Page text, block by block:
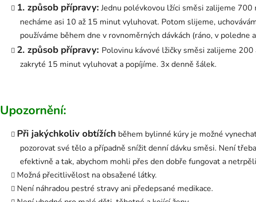
1. způsob přípravy: Jednu polévkovou lžíci směsi zalijeme
necháme asi 10 až 15 minut vyluhovat. Potom slijeme,
používáme během dne v rovnoměrných dávkách (ráno, v poledne
2. způsob přípravy: Polovinu kávové lžičky směsi zalijeme
zakryté 15 minut vyluhovat a popíjíme. 3x denně šálek.
Upozornění:
Při jakýchkoliv obtížích během bylinné kúry je možné
pozorovat své tělo a případně snížit denní dávku směsi. Není
efektivně a tak, abychom mohli přes den dobře fungovat a
Možná přecitlivělost na obsažené látky.
Není náhradou pestré stravy ani předepsané medikace.